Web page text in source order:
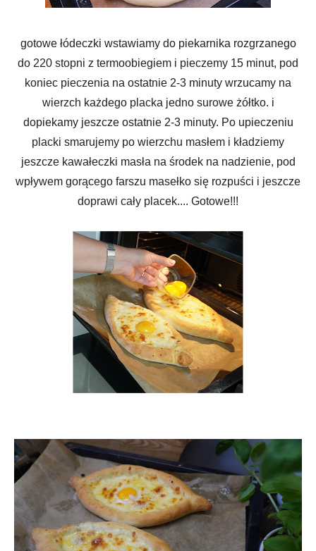
gotowe łódeczki wstawiamy do piekarnika rozgrzanego
do 220 stopni z termoobiegiem i pieczemy 15 minut, pod
koniec pieczenia na ostatnie 2-3 minuty wrzucamy na
wierzch każdego placka jedno surowe żółtko. i
dopiekamy jeszcze ostatnie 2-3 minuty. Po upieczeniu
placki smarujemy po wierzchu masłem i kładziemy
jeszcze kawałeczki masła na środek na nadzienie, pod
wpływem gorącego farszu masełko się rozpuści i jeszcze
doprawi cały placek.... Gotowe!!!